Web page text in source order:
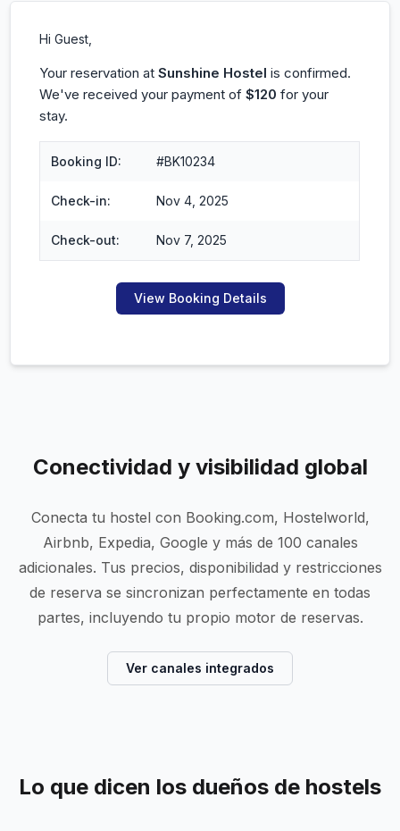
Hi Guest,
Your reservation atSunshine Hostel is confirmed.
We've received your payment of$120 for your
stay.
Booking ID: #BK10234
Check-in: Nov 4, 2025
Check-out: Nov 7, 2025
View Booking Details
Conectividad y visibilidad global
Conecta tu hostel con Booking.com, Hostelworld,
Airbnb, Expedia, Google y más de 100 canales
adicionales. Tus precios, disponibilidad y restricciones
de reserva se sincronizan perfectamente en todas
partes, incluyendo tu propio motor de reservas.
Ver canales integrados
Lo que dicen los dueños de hostels